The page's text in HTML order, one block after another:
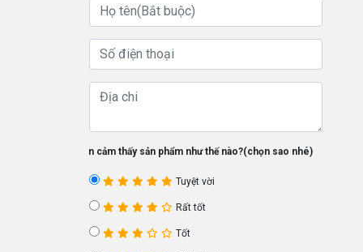
Bạn cảm thấy sản phẩm như thế nào?(chọn sao nhé)
Tuyệt vời
Rất tốt
Tốt